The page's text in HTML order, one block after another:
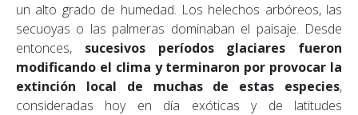
un alto grado de humedad. Los helechos arbóreos, las
secuoyas o las palmeras dominaban el paisaje. Desde
entonces, sucesivos períodos glaciares fueron
modificando el clima y terminaron por provocar la
extinción local de muchas de estas especies,
consideradas hoy en día exóticas y de latitudes